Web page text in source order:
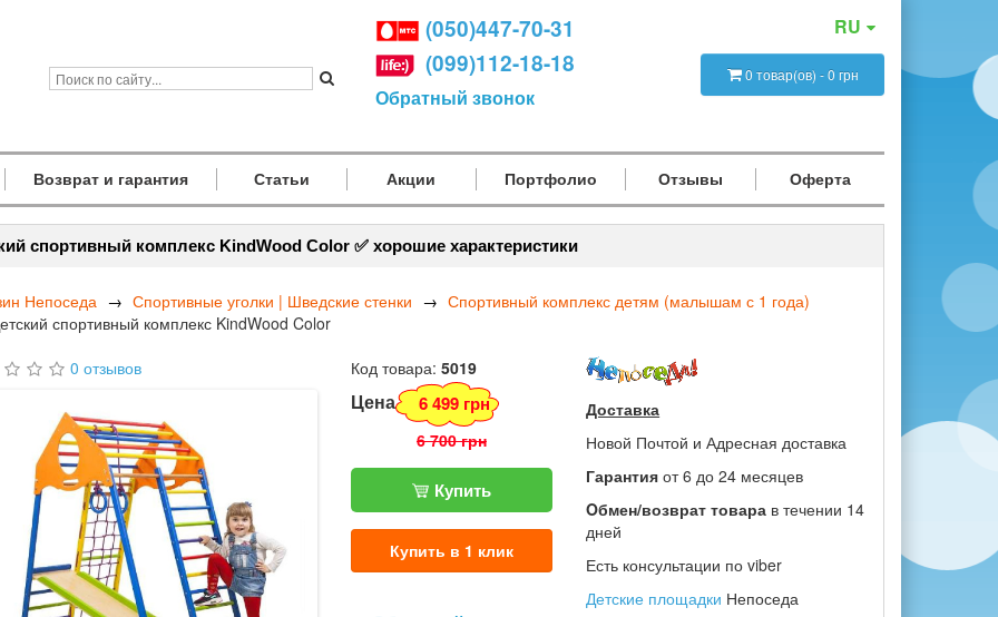
(050)447-70-31
(099)112-18-18
Обратный звонок
RU
0 товар(ов) - 0 грн
Возврат и гарантия Статьи Акции Портфолио Отзывы Оферта
спортивный комплекс KindWood Color ✅ хорошие характеристики
Непоседа Спортивные уголки | Шведские стенки
Спортивный комплекс детям (малышам с 1 года)
спортивный комплекс KindWood Color
0 отзывов
Код товара: 5019
Цена 6 499 грн
6 700 грн
Купить
Купить в 1 клик
Доставка
Новой Почтой и Адресная доставка
Гарантия от 6 до 24 месяцев
Oбмен/возврат товара в течении 14
дней
Есть консультации по viber
Детские площадки Непоседа